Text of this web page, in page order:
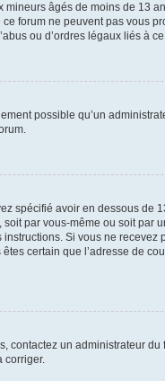
âgés de moins de 13
forum ne peuvent pas vous
ou d’ordres légaux liés à
possible qu’un
spécifié avoir en dessous de
par vous-même ou soit par
Si vous ne recevez
certain que l’adresse de
contactez un administrateur
corriger.